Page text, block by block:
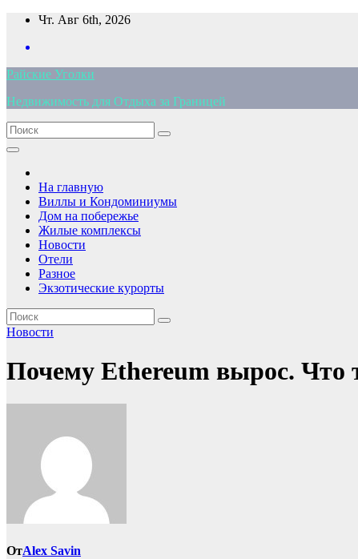
Перейти
содержимому
Чт. Авг 6th, 2026
Райские Уголки
Недвижимость для Отдыха за Границей
На главную
Виллы и Кондоминиумы
Дом на побережье
Жилые комплексы
Новости
Отели
Разное
Экзотические курорты
Новости
Почему Ethereum вырос. Что
ОтAlex Savin